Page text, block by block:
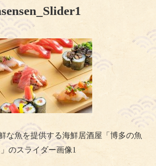
な魚を提供する海鮮居酒屋「博多の魚
のスライダー画像1